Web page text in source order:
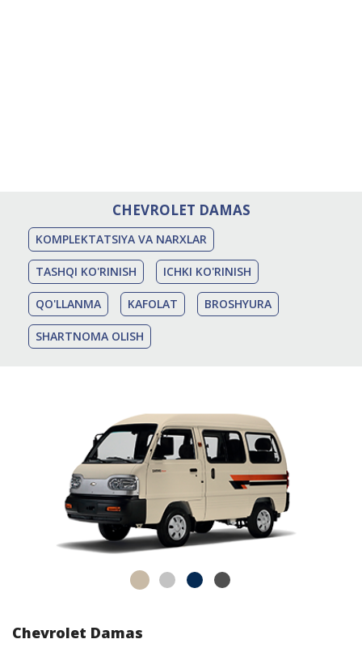
CHEVROLET DAMAS
KOMPLEKTATSIYA VA NARXLAR
TASHQI KO'RINISH ICHKI KO'RINISH
QO'LLANMA KAFOLAT BROSHYURA
SHARTNOMA OLISH
Chevrolet Damas